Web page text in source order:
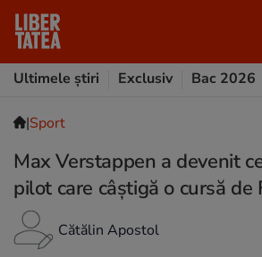
Ultimele știri
Exclusiv Bac 2026
|Sport
Max Verstappen a devenit
pilot care câștigă o cursă de
Cătălin Apostol